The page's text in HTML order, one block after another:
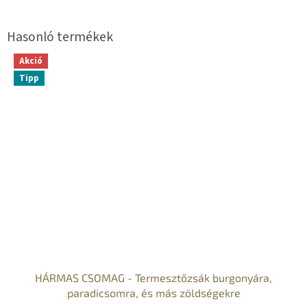
Akció
Tipp
HÁRMAS CSOMAG - Termesztőzsák burgonyára,
paradicsomra, és más zöldségekre